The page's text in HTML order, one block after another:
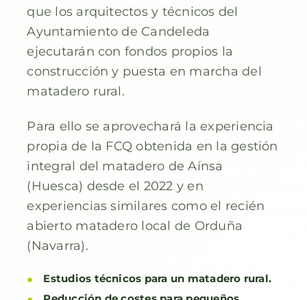
que los arquitectos y técnicos del
Ayuntamiento de Candeleda
ejecutarán con fondos propios la
construcción y puesta en marcha del
matadero rural.
Para ello se aprovechará la experiencia
propia de la FCQ obtenida en la gestión
integral del matadero de Aínsa
(Huesca) desde el 2022 y en
experiencias similares como el recién
abierto matadero local de Orduña
(Navarra).
Estudios técnicos para un matadero rural.